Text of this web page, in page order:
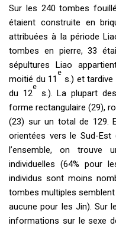
Sur les 240 tombes
étaient construite en
attribuées à la période
tombes en pierre, 33
sépultures Liao
moitié du 11
e
s.) et tardive
du 12
e
s.). La plupart
forme rectangulaire (29),
(23) sur un total de 129.
orientées vers le Sud-Est
l’ensemble, on trouve
individuelles (64% pour
individus sont moins
tombes multiples
aucune pour les Jin). Sur
informations sur le sexe